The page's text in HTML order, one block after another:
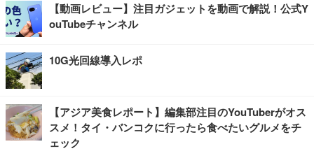
【動画レビュー】注目ガジェットを動画で解説！公式Y
ouTubeチャンネル
10G光回線導入レポ
【アジア美食レポート】編集部注目のYouTuberがオス
スメ！タイ・バンコクに行ったら食べたいグルメをチ
ェック